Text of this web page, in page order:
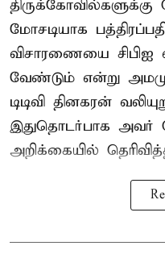
மோசடியாக
விசாரணையை
வேண்டும் என்று
டிடிவி தினகரன்
இதுதொடர்பாக அவர்
அறிக்கையில்